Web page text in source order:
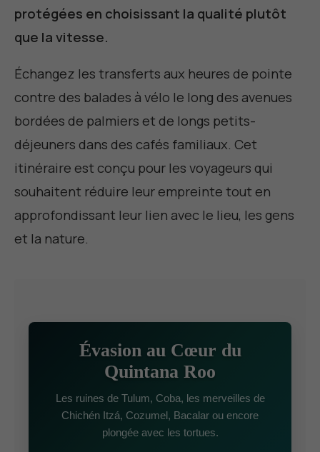
protégées en choisissant la qualité plutôt
que la vitesse.
Échangez les transferts aux heures de pointe
contre des balades à vélo le long des avenues
bordées de palmiers et de longs petits-
déjeuners dans des cafés familiaux. Cet
itinéraire est conçu pour les voyageurs qui
souhaitent réduire leur empreinte tout en
approfondissant leur lien avec le lieu, les gens
et la nature.
Évasion au Cœur du
Quintana Roo
Les ruines de Tulum, Coba, les merveilles de
Chichén Itzá, Cozumel, Bacalar ou encore
plongée avec les tortues.